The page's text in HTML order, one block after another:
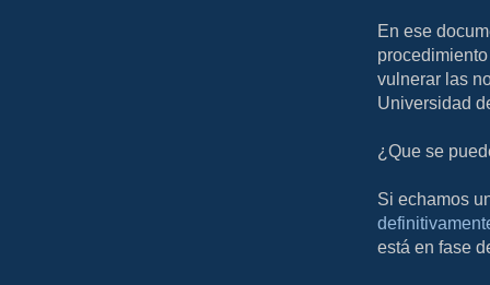
En ese
vulnerar las
Universidad
¿Que se
Si echamos
está en fase